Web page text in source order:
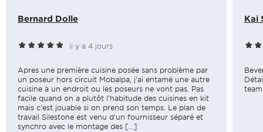
Bernard Dolle
il y a 4 jours
Apres une première cuisine posée sans problème par
un poseur hors circuit Mobalpa, j'ai entamé une autre
cuisine à un endroit ou les poseurs ne vont pas. Pas
facile quand on a plutôt l'habitude des cuisines en kit
mais c'est jouable si on prend son temps. Le plan de
travail Silestone est venu d'un fournisseur séparé et
synchro avec le montage des [...]
Kai